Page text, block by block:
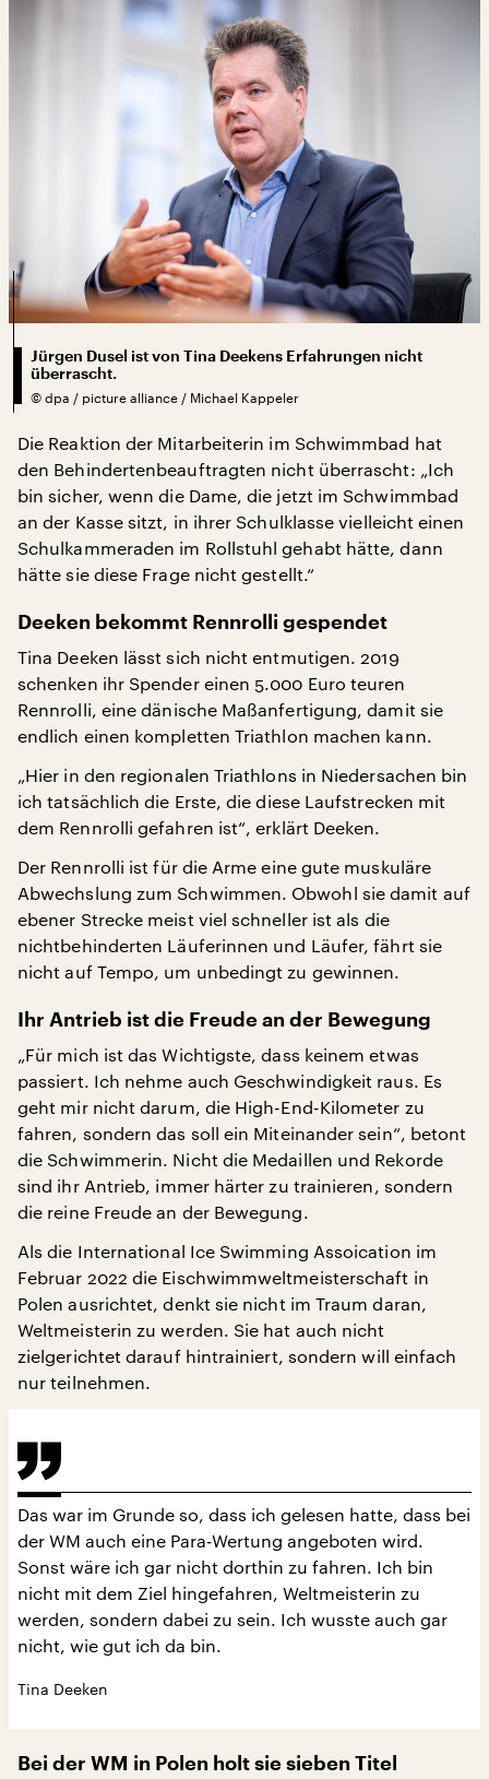
Jürgen Dusel ist von Tina Deekens Erfahrungen nicht
überrascht.
© dpa / picture alliance / Michael Kappeler
Die Reaktion der Mitarbeiterin im Schwimmbad hat
den Behindertenbeauftragten nicht überrascht: „Ich
bin sicher, wenn die Dame, die jetzt im Schwimmbad
an der Kasse sitzt, in ihrer Schulklasse vielleicht einen
Schulkammeraden im Rollstuhl gehabt hätte, dann
hätte sie diese Frage nicht gestellt.“
Deeken bekommt Rennrolli gespendet
Tina Deeken lässt sich nicht entmutigen. 2019
schenken ihr Spender einen 5.000 Euro teuren
Rennrolli, eine dänische Maßanfertigung, damit sie
endlich einen kompletten Triathlon machen kann.
„Hier in den regionalen Triathlons in Niedersachen bin
ich tatsächlich die Erste, die diese Laufstrecken mit
dem Rennrolli gefahren ist“, erklärt Deeken.
Der Rennrolli ist für die Arme eine gute muskuläre
Abwechslung zum Schwimmen. Obwohl sie damit auf
ebener Strecke meist viel schneller ist als die
nichtbehinderten Läuferinnen und Läufer, fährt sie
nicht auf Tempo, um unbedingt zu gewinnen.
Ihr Antrieb ist die Freude an der Bewegung
„Für mich ist das Wichtigste, dass keinem etwas
passiert. Ich nehme auch Geschwindigkeit raus. Es
geht mir nicht darum, die High-End-Kilometer zu
fahren, sondern das soll ein Miteinander sein“, betont
die Schwimmerin. Nicht die Medaillen und Rekorde
sind ihr Antrieb, immer härter zu trainieren, sondern
die reine Freude an der Bewegung.
Als die International Ice Swimming Assoication im
Februar 2022 die Eischwimmweltmeisterschaft in
Polen ausrichtet, denkt sie nicht im Traum daran,
Weltmeisterin zu werden. Sie hat auch nicht
zielgerichtet darauf hintrainiert, sondern will einfach
nur teilnehmen.
Das war im Grunde so, dass ich gelesen hatte, dass bei
der WM auch eine Para-Wertung angeboten wird.
Sonst wäre ich gar nicht dorthin zu fahren. Ich bin
nicht mit dem Ziel hingefahren, Weltmeisterin zu
werden, sondern dabei zu sein. Ich wusste auch gar
nicht, wie gut ich da bin.
Tina Deeken
Bei der WM in Polen holt sie sieben Titel